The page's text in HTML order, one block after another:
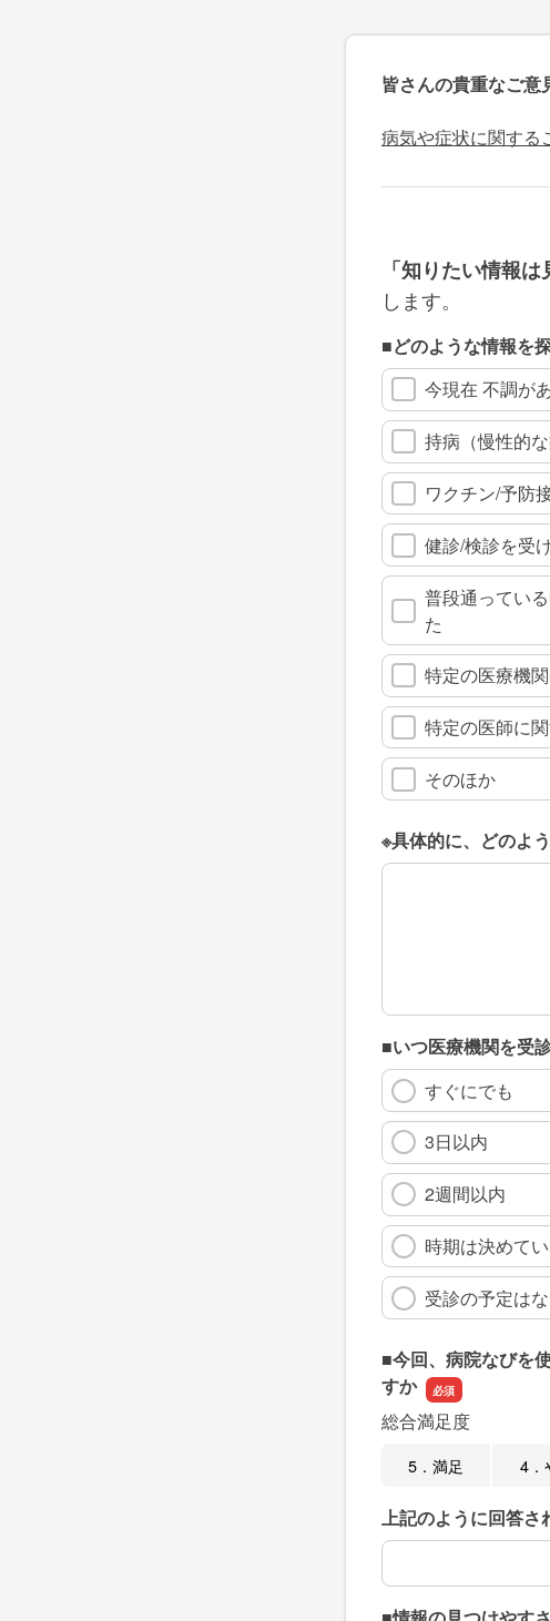
皆さんの貴重なご意
病気や症状に関する
「知りたい情報
します。
■どのような情報を
今現在 不調が
持病（慢性的
ワクチン/予防
健診/検診を受
普段通ってい
た
特定の医療機
特定の医師に
そのほか
※具体的に、どのよ
※具体的に、どのよ
■いつ医療機関を受
すぐにでも
3日以内
2週間以内
時期は決めて
受診の予定は
■今回、病院なびを
すか
総合満足度
5．満足 4．
上記のように回答さ
上記のように回答さ